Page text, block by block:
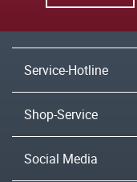
Service-Hotline
Shop-Service
Social Media